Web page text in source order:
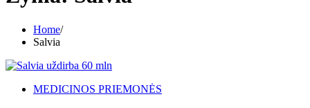
Home
Salvia
MEDICINOS PRIEMONĖS